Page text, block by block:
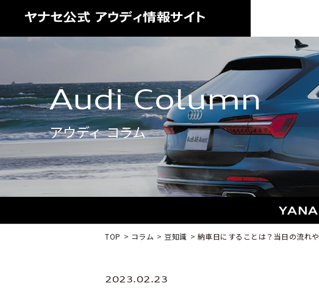
Audi Column
アウディ コラム
TOP コラム 豆知識 納車日にすることは？当日の流れ
2023.02.23